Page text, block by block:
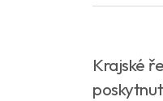
Krajské